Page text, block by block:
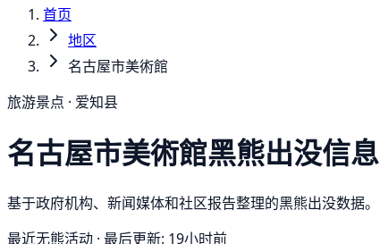
首页
地区
名古屋市美術館
旅游景点 · 爱知县
名古屋市美術館黑熊出没信息
基于政府机构、新闻媒体和社区报告整理的黑熊出没数据。
最近无熊活动 · 最后更新: 19小时前